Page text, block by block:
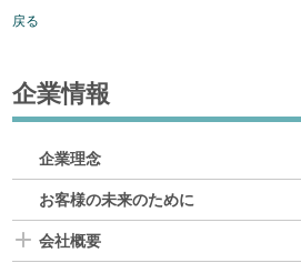
企業情報
企業理念
お客様の未来のために
会社概要
戻る